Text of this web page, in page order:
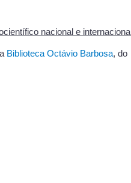
nacional e internacional
Biblioteca Octávio Barbosa, do